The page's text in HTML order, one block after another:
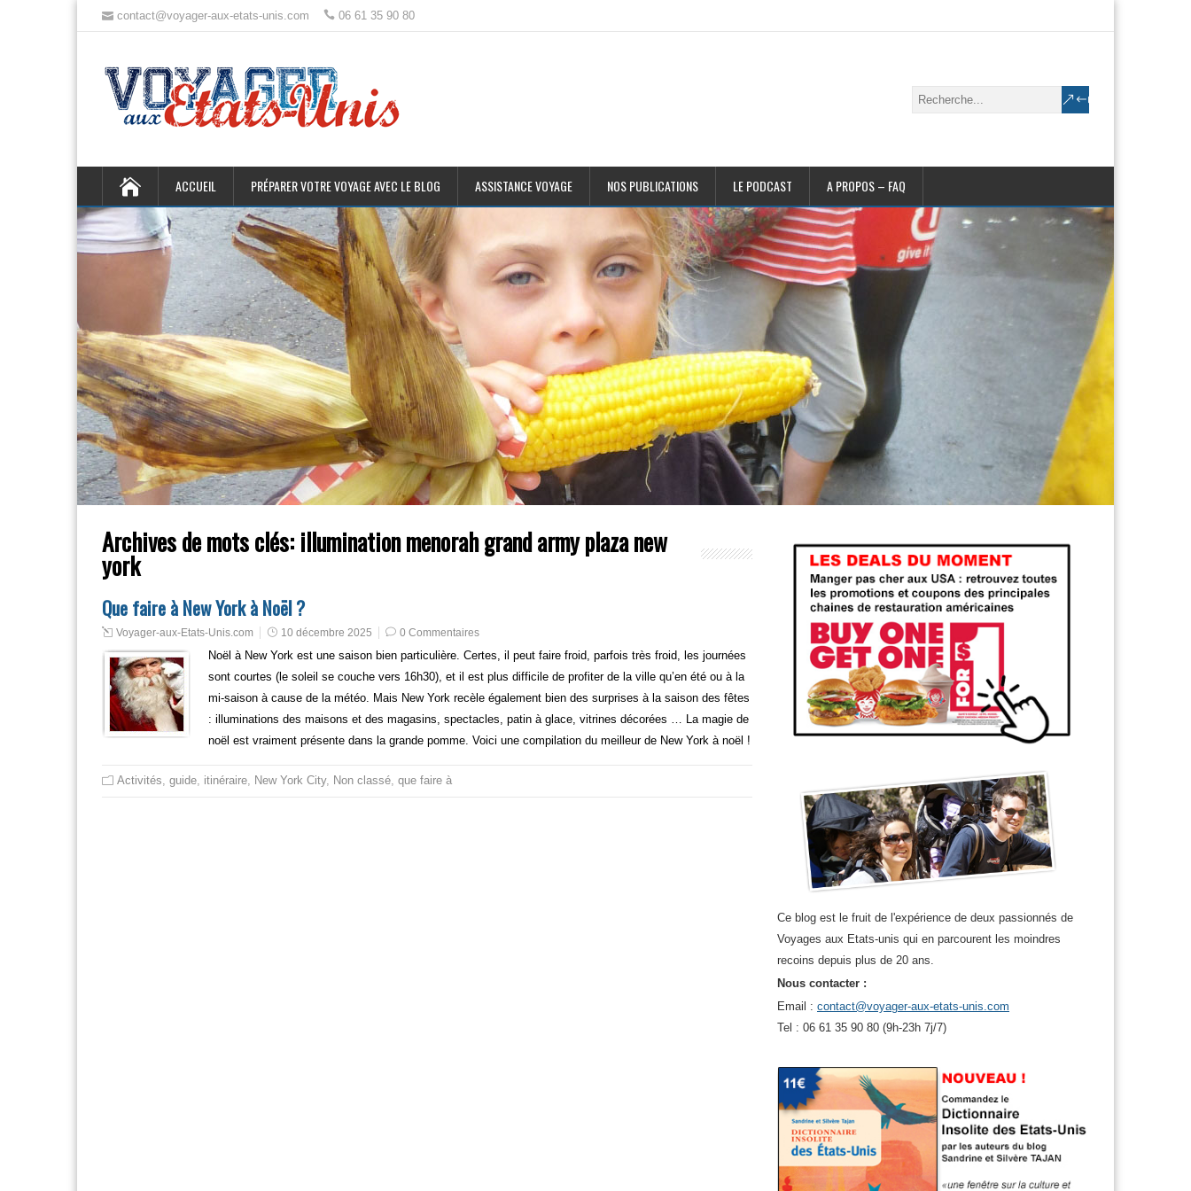
contact@voyager-aux-etats-unis.com 06 61 35 90 80
ACCUEIL PRÉPARER VOTRE VOYAGE AVEC LE BLOG ASSISTANCE VOYAGE NOS PUBLICATIONS LE PODCAST A PROPOS – FAQ
Archives de mots clés: illumination menorah grand army plaza new
york
Que faire à New York à Noël ?
Voyager-aux-Etats-Unis.com 10 décembre 2025 0 Commentaires
Noël à New York est une saison bien particulière. Certes, il peut faire froid, parfois très froid, les journées
sont courtes (le soleil se couche vers 16h30), et il est plus difficile de profiter de la ville qu’en été ou à la
mi-saison à cause de la météo. Mais New York recèle également bien des surprises à la saison des fêtes
: illuminations des maisons et des magasins, spectacles, patin à glace, vitrines décorées … La magie de
noël est vraiment présente dans la grande pomme. Voici une compilation du meilleur de New York à noël !
Activités, guide, itinéraire, New York City, Non classé, que faire à
Ce blog est le fruit de l'expérience de deux passionnés de
Voyages aux Etats-unis qui en parcourent les moindres
recoins depuis plus de 20 ans.
Nous contacter :
Email : contact@voyager-aux-etats-unis.com
Tel : 06 61 35 90 80 (9h-23h 7j/7)